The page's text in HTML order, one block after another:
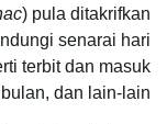
) pula ditakrifkan
senarai hari
terbit dan masuk
dan lain-lain.